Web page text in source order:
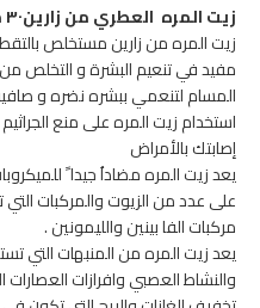
زيت المره العطري من زارين٣٠ مل
زيت المره من زارين مستخلص
مفيد في تنعيم البشرة و التخلص
المسام لتنعمي ببشره نضره و
استخدام زيت المره على منع
إصابتك بالأمراض
يعد زيت المره مضاداُ جيدا
على عدد من الزيوت والمركبات
مركبات الفا بينين والليمونين .
يعد زيت المره من المنبهات التي
والنشاط العصبي وافرازات